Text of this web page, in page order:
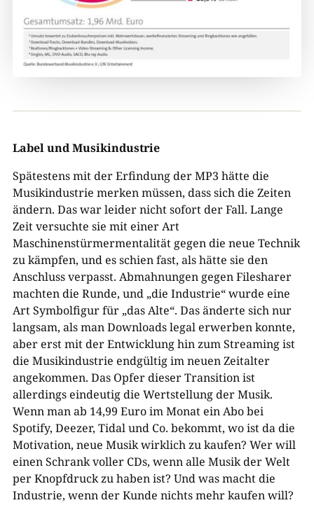
Label und Musikindustrie
Spätestens mit der Erfindung der MP3 hätte die
Musikindustrie merken müssen, dass sich die Zeiten
ändern. Das war leider nicht sofort der Fall. Lange
Zeit versuchte sie mit einer Art
Maschinenstürmermentalität gegen die neue Technik
zu kämpfen, und es schien fast, als hätte sie den
Anschluss verpasst. Abmahnungen gegen Filesharer
machten die Runde, und „die Industrie“ wurde eine
Art Symbolfigur für „das Alte“. Das änderte sich nur
langsam, als man Downloads legal erwerben konnte,
aber erst mit der Entwicklung hin zum Streaming ist
die Musikindustrie endgültig im neuen Zeitalter
angekommen. Das Opfer dieser Transition ist
allerdings eindeutig die Wertstellung der Musik.
Wenn man ab 14,99 Euro im Monat ein Abo bei
Spotify, Deezer, Tidal und Co. bekommt, wo ist da die
Motivation, neue Musik wirklich zu kaufen? Wer will
einen Schrank voller CDs, wenn alle Musik der Welt
per Knopfdruck zu haben ist? Und was macht die
Industrie, wenn der Kunde nichts mehr kaufen will?